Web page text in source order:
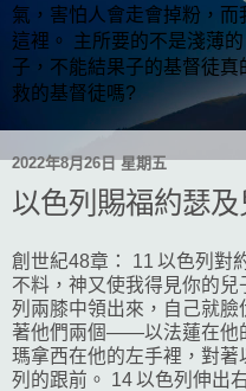
氣，害怕人會走會掉粉，而
這裡。 主所要的不是淺薄
子，不能結果子的基督徒
救的基督徒嗎?
2022年8月26日 星期五
以色列賜福約瑟及
創世紀48章： 11 以色列對
不料，神又使我得見你的
列兩膝中領出來，自己就臉
著他們兩個——以法蓮在他
瑪拿西在他的左手裡，對
列的跟前。 14 以色列伸出